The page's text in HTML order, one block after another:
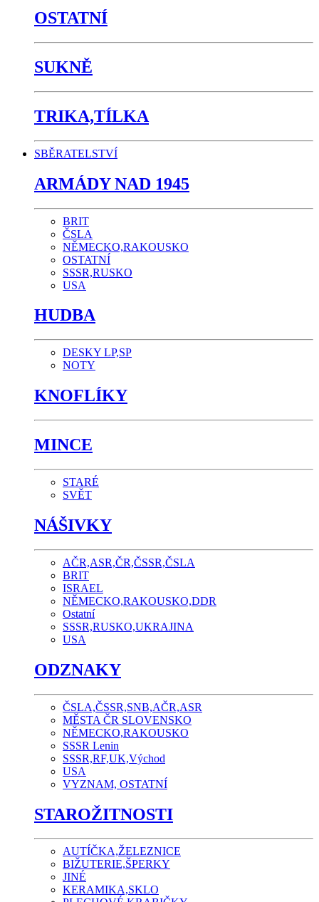
OSTATNÍ
SUKNĚ
TRIKA,TÍLKA
SBĚRATELSTVÍ
ARMÁDY NAD 1945
BRIT
ČSLA
NĚMECKO,RAKOUSKO
OSTATNÍ
SSSR,RUSKO
USA
HUDBA
DESKY LP,SP
NOTY
KNOFLÍKY
MINCE
STARÉ
SVĚT
NÁŠIVKY
AČR,ASR,ČR,ČSSR,ČSLA
BRIT
ISRAEL
NĚMECKO,RAKOUSKO,DDR
Ostatní
SSSR,RUSKO,UKRAJINA
USA
ODZNAKY
ČSLA,ČSSR,SNB,AČR,ASR
MĚSTA ČR SLOVENSKO
NĚMECKO,RAKOUSKO
SSSR Lenin
SSSR,RF,UK,Východ
USA
VYZNAM, OSTATNÍ
STAROŽITNOSTI
AUTÍČKA,ŽELEZNICE
BIŽUTERIE,ŠPERKY
JINÉ
KERAMIKA,SKLO